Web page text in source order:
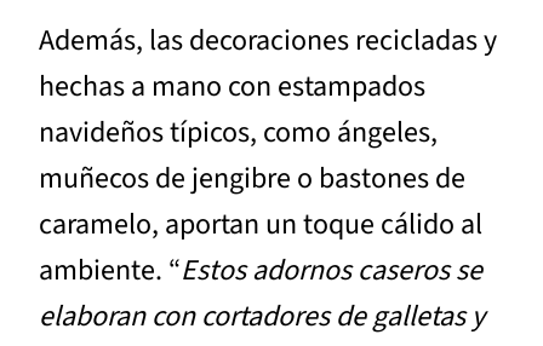
Además, las decoraciones recicladas y
hechas a mano con estampados
navideños típicos, como ángeles,
muñecos de jengibre o bastones de
caramelo, aportan un toque cálido al
ambiente. “Estos adornos caseros se
elaboran con cortadores de galletas y